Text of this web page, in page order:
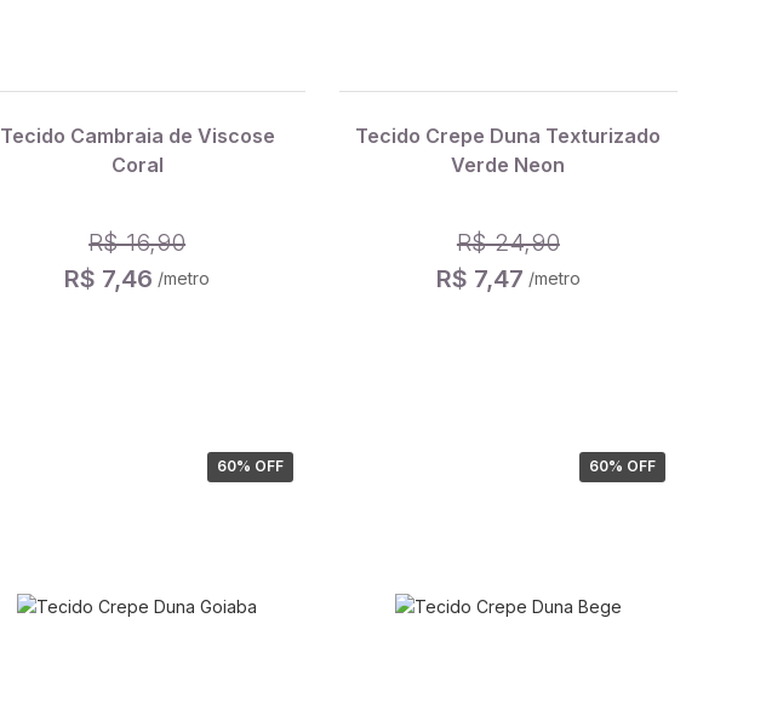
Tecido Cambraia de Viscose
Coral
R$ 16,90
R$ 7,46 /metro
Tecido Crepe Duna Texturizado
Verde Neon
R$ 24,90
R$ 7,47 /metro
60% OFF 60% OFF